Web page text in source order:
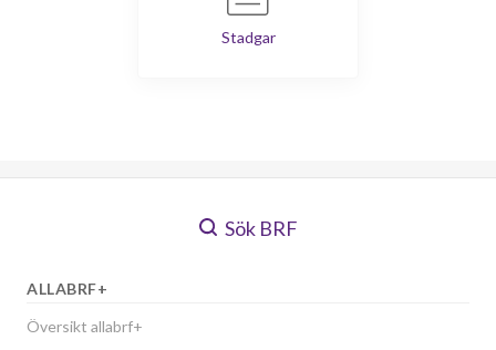
Stadgar
Sök BRF
ALLABRF+
Översikt allabrf+